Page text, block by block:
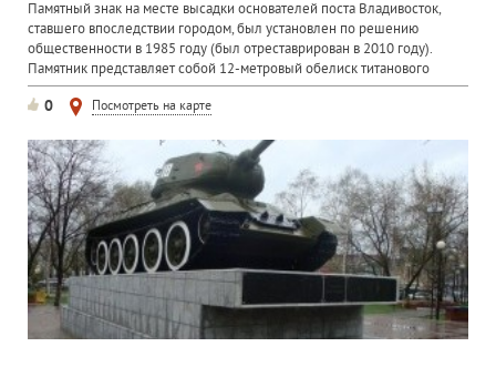
Памятный знак на месте высадки основателей поста Владивосток,
ставшего впоследствии городом, был установлен по решению
общественности в 1985 году (был отреставрирован в 2010 году).
Памятник представляет собой 12-метровый обелиск титанового
сплава...
0 Посмотреть на карте